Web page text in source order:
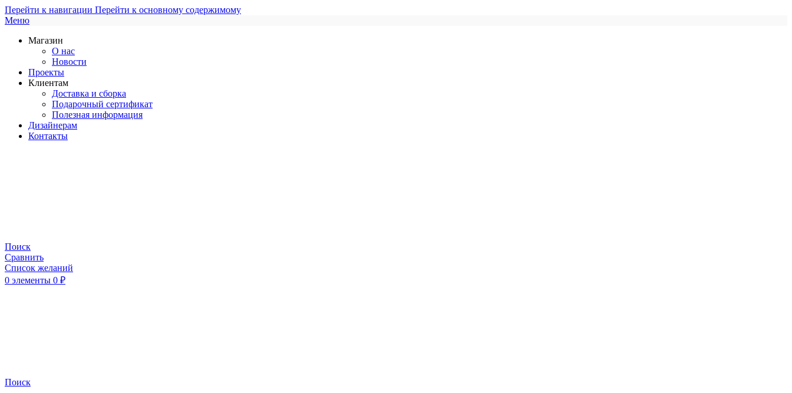
Перейти к навигации Перейти к основному содержимому
Меню
Магазин
О нас
Новости
Проекты
Клиентам
Доставка и сборка
Подарочный сертификат
Полезная информация
Дизайнерам
Контакты
Поиск
Сравнить
Список желаний
0 элементы 0 ₽
Поиск